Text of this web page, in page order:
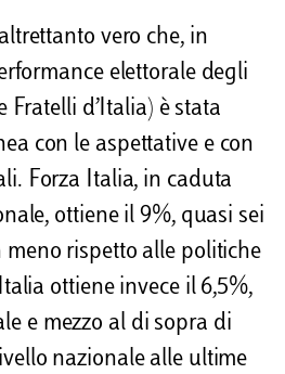
vero che, in
elettorale degli
Fratelli d’Italia) è stata
con le aspettative e con
Forza Italia, in caduta
ottiene il 9%, quasi sei
rispetto alle politiche
ottiene invece il 6,5%,
e mezzo al di sopra di
nazionale alle ultime